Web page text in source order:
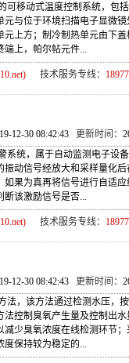
移动式温度控制系统，包
与位于环境扫描电子显微
上方；制冷制热单元由下
端上，帕尔帖元件...
技术服务专线：
12-30 08:42:43 更新时间：
统，属于自动监测电子设
动信号经放大和采样量化
果为真再将信号进行自适
断该激励信号是否...
技术服务专线：
12-30 08:42:43 更新时间：
，该方法通过检测水压，
控制臭氧产生量及控制出
少臭氧浓度在线检测环节
度保持较为稳定的...